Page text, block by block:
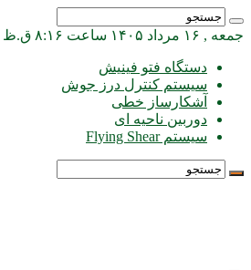
جمعه , ۱۶ مرداد ۱۴۰۵ ساعت ۸:۱۶ ق.ظ
دستگاه فتو فینیش
سیستم کنترل درز جوش
آشکارساز خطی
دوربین ناحیه ای
سیستم Flying Shear